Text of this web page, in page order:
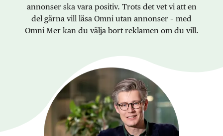
annonser ska vara positiv. Trots det vet vi att en
del gärna vill läsa Omni utan annonser – med
Omni Mer kan du välja bort reklamen om du vill.